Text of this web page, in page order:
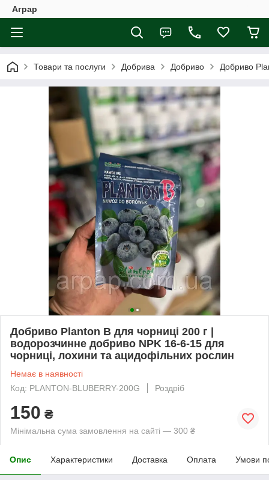
Аграр
Товари та послуги Добрива Добриво Добриво
Добриво Planton B для чорниці 200 г |
водорозчинне добриво NPK 16-6-15 для
чорниці, лохини та ацидофільних рослин
Немає в наявності
Код: PLANTON-BLUBERRY-200G
Роздріб
150 ₴
Мінімальна сума замовлення на сайті — 300 ₴
Опис Характеристики Доставка Оплата Умови